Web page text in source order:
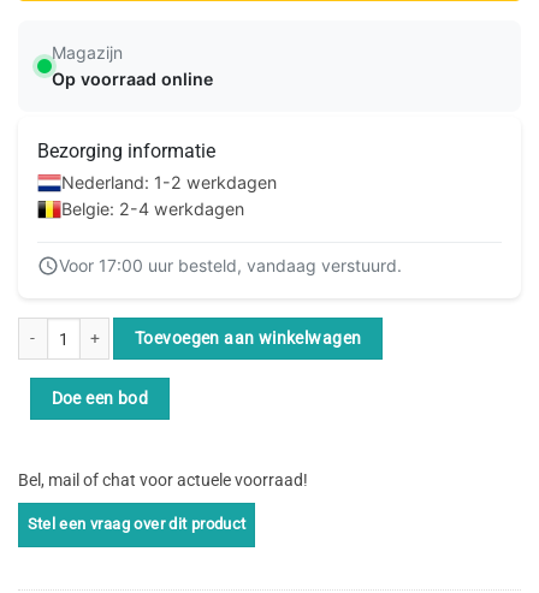
Magazijn
Op voorraad online
Bezorging informatie
Nederland: 1-2 werkdagen
Belgie: 2-4 werkdagen
Voor 17:00 uur besteld, vandaag verstuurd.
Zyxel GS1900-48 v2, 48-port GbE L2 Smart Switch, rackmount aantal
Toevoegen aan winkelwagen
Doe een bod
Bel, mail of chat voor actuele voorraad!